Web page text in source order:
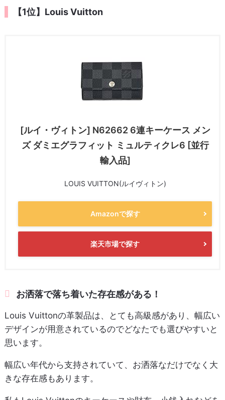
【1位】Louis Vuitton
[ルイ・ヴィトン] N62662 6連キーケース メン
ズ ダミエグラフィット ミュルティクレ6 [並行
輸入品]
LOUIS VUITTON(ルイヴィトン)
Amazonで探す
楽天市場で探す
お洒落で落ち着いた存在感がある！
Louis Vuittonの革製品は、とても高級感があり、幅広い
デザインが用意されているのでどなたでも選びやすいと
思います。
幅広い年代から支持されていて、お洒落なだけでなく大
きな存在感もあります。